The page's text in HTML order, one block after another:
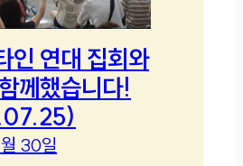
인 연대 집회와
께했습니다!
30일